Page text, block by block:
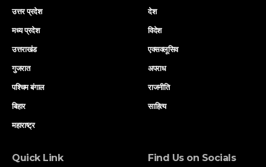
उत्तर प्रदेश
मध्य प्रदेश
उत्तराखंड
गुजरात
पश्चिम बंगाल
बिहार
महाराष्ट्र
देश
विदेश
एक्सक्लूसिव
अपराध
राजनीति
साहित्य
Quick Link Find Us on Socials